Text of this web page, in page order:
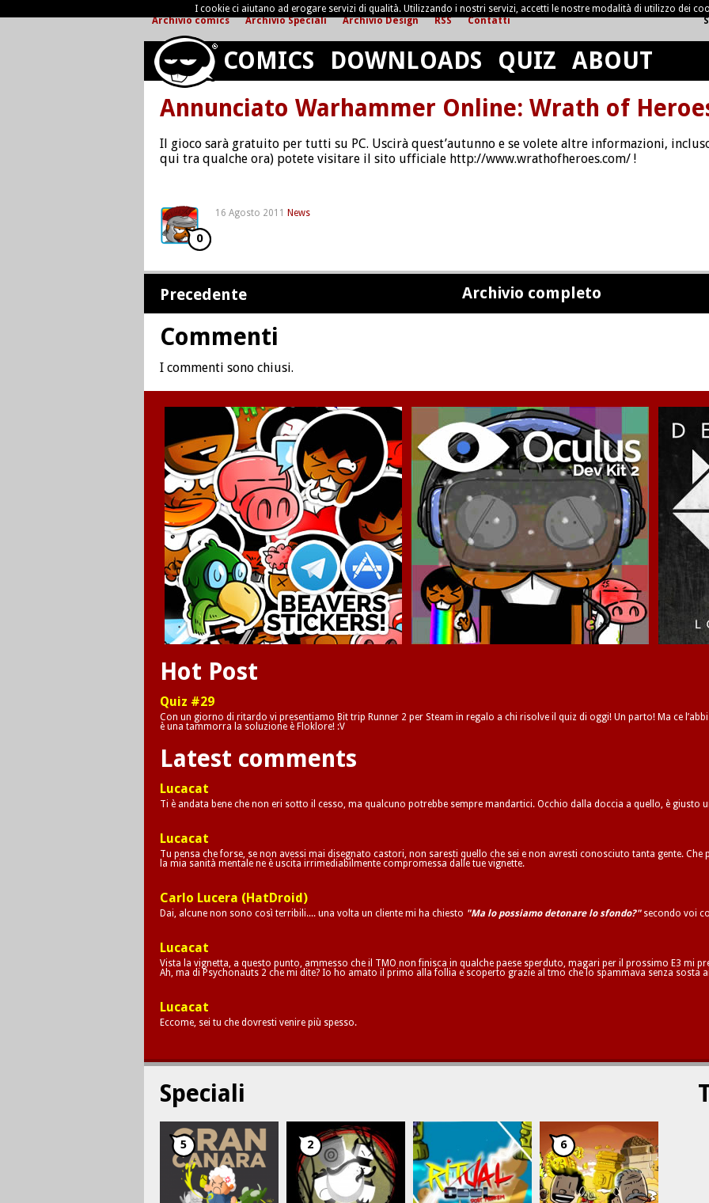
Archivio comics Archivio Speciali Archivio Design RSS Contatti
COMICS DOWNLOADS QUIZ ABOUT
Annunciato Warhammer Online: Wrath of
Il gioco sarà gratuito per tutti su PC. Uscirà quest’autunno e se volete altre informazioni,
qui tra qualche ora) potete visitare il sito ufficiale http://www.wrathofheroes.com/ !
16 Agosto 2011 News
0
Precedente Archivio completo
Commenti
I commenti sono chiusi.
Hot Post
Quiz #29
Con un giorno di ritardo vi presentiamo Bit trip Runner 2 per Steam in regalo a chi risolve il quiz di oggi! Un parto! Ma ce
è una tammorra la soluzione è Floklore! :V
Latest comments
Lucacat
Ti è andata bene che non eri sotto il cesso, ma qualcuno potrebbe sempre mandartici. Occhio dalla doccia a quello, è giusto
Lucacat
Tu pensa che forse, se non avessi mai disegnato castori, non saresti quello che sei e non avresti conosciuto tanta gente.
la mia sanità mentale ne è uscita irrimediabilmente compromessa dalle tue vignette.
Carlo Lucera (HatDroid)
Dai, alcune non sono così terribili.... una volta un cliente mi ha chiesto "Ma lo possiamo detonare lo sfondo?"secondo voi
Lucacat
Vista la vignetta, a questo punto, ammesso che il TMO non finisca in qualche paese sperduto, magari per il prossimo E3 mi
Ah, ma di Psychonauts 2 che mi dite? Io ho amato il primo alla follia e scoperto grazie al tmo che lo spammava senza sosta
Lucacat
Eccome, sei tu che dovresti venire più spesso.
Speciali
5 2 6
I cookie ci aiutano ad erogare servizi di qualità. Utilizzando i nostri servizi, accetti le nostre modalità di utilizzo dei